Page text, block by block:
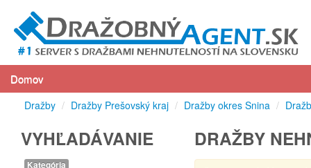
Domov
Dražby / Dražby Prešovský kraj / Dražby okres Snina /
VYHĽADÁVANIE
Kategória
DRAŽBY